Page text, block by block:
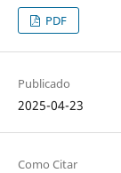
PDF
Publicado
2025-04-23
Como Citar